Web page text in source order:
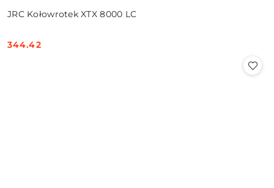
JRC Kołowrotek XTX 8000 LC
Cena:
344.42